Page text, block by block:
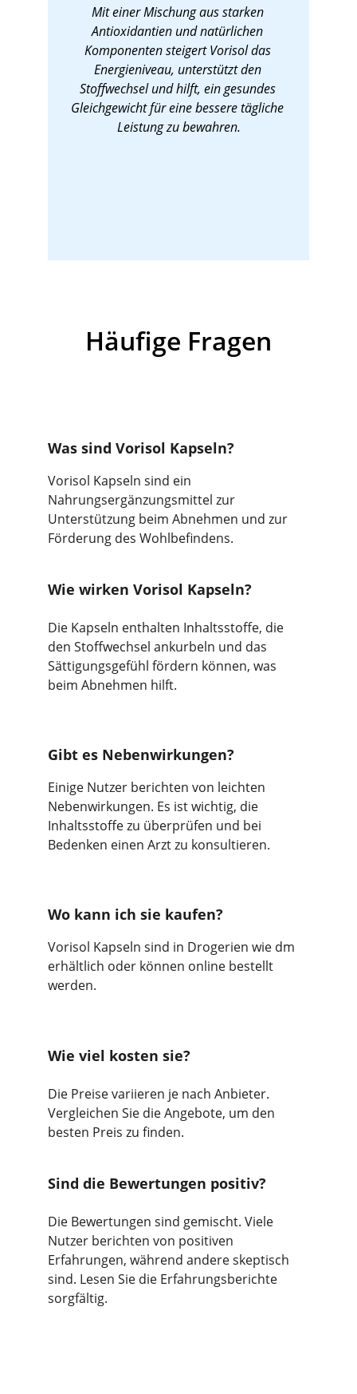
Mit einer Mischung aus starken
Antioxidantien und natürlichen
Komponenten steigert Vorisol das
Energieniveau, unterstützt den
Stoffwechsel und hilft, ein gesundes
Gleichgewicht für eine bessere tägliche
Leistung zu bewahren.
Häufige Fragen
Was sind Vorisol Kapseln?
Vorisol Kapseln sind ein
Nahrungsergänzungsmittel zur
Unterstützung beim Abnehmen und zur
Förderung des Wohlbefindens.
Wie wirken Vorisol Kapseln?
Die Kapseln enthalten Inhaltsstoffe, die
den Stoffwechsel ankurbeln und das
Sättigungsgefühl fördern können, was
beim Abnehmen hilft.
Gibt es Nebenwirkungen?
Einige Nutzer berichten von leichten
Nebenwirkungen. Es ist wichtig, die
Inhaltsstoffe zu überprüfen und bei
Bedenken einen Arzt zu konsultieren.
Wo kann ich sie kaufen?
Vorisol Kapseln sind in Drogerien wie dm
erhältlich oder können online bestellt
werden.
Wie viel kosten sie?
Die Preise variieren je nach Anbieter.
Vergleichen Sie die Angebote, um den
besten Preis zu finden.
Sind die Bewertungen positiv?
Die Bewertungen sind gemischt. Viele
Nutzer berichten von positiven
Erfahrungen, während andere skeptisch
sind. Lesen Sie die Erfahrungsberichte
sorgfältig.